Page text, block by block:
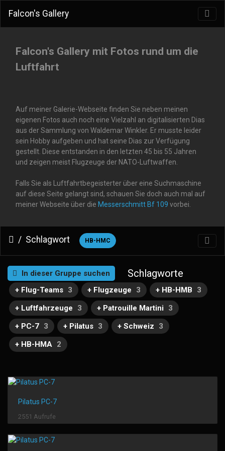
Falcon's Gallery
Falcon's Gallery mit Fotos rund um die
Luftfahrt
Auf meiner Galerie-Webseite finden Sie neben meinen
eigenen Fotos auch noch eine Vielzahl an digitalisierten Dias
aus der Sammlung von Waldemar Winkler. Er musste leider
sein Hobby aufgeben und hat seine Dias zur Verfügung
gestellt. Diese entstanden in den letzten 45 bis 55 Jahren
und zeigen meist Flugzeuge der NATO-Luftwaffen.
Falls Sie als Luftfahrtbegeisterter über eine Suchmaschine
auf diese Seite gelangt sind, schauen Sie doch auch mal auf
meiner Webseite über die Messerschmitt Bf 109 vorbei.
Schlagwort HB-HMC
In dieser Gruppe suchen Schlagworte
+ Flug-Teams 3 + Flugzeuge 3 + HB-HMB
3
+ Luftfahrzeuge
3 + Patrouille Martini
3
+ PC-7 3 + Pilatus 3 + Schweiz
3
+ HB-HMA
2
Pilatus PC-7
2551 Aufrufe